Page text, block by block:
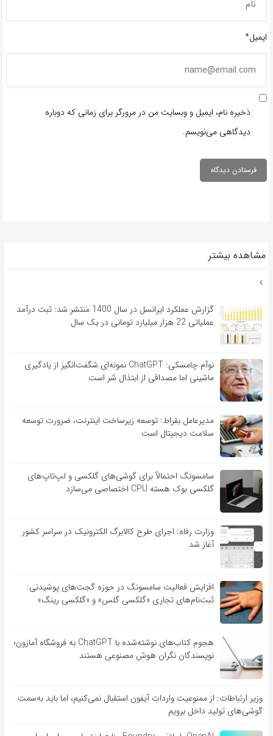
ایمیل*
ذخیره نام، ایمیل و وبسایت من در مرورگر برای زمانی که دوباره
دیدگاهی می‌نویسم.
مشاهده بیشتر
گزارش عملکرد ایرانسل در سال 1400 منتشر شد: ثبت درآمد
عملیاتی 22 هزار میلیارد تومانی در یک سال
نوآم چامسکی: ChatGPT نمونه‌ای شگفت‌انگیز از یادگیری
ماشینی اما مصداقی از ابتذال شر است
مدیرعامل بقراط: توسعه زیرساخت اینترنت، ضرورت توسعه
سلامت دیجیتال است
سامسونگ احتمالاً برای گوشی‌های گلکسی و لپ‌تاپ‌های
گلکسی بوک هسته CPU اختصاصی می‌سازد
وزارت رفاه: اجرای طرح کالابرگ الکترونیک در سراسر کشور
آغاز شد
افزایش فعالیت سامسونگ در حوزه گجت‌های پوشیدنی:
ثبت‌نام‌های تجاری «گلکسی گلس» و «گلکسی رینگ»
هجوم کتاب‌های نوشته‌شده با ChatGPT به فروشگاه آمازون؛
نویسندگان نگران هوش مصنوعی هستند
وزیر ارتباطات: از ممنوعیت واردات آیفون استقبال نمی‌کنیم، اما باید به‌سمت
گوشی‌های تولید داخل برویم